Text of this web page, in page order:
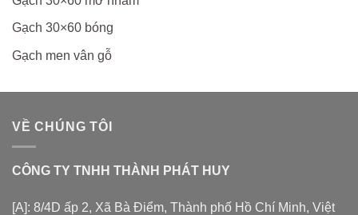
Gạch 30×60 bóng
Gạch men vân gỗ
VỀ CHÚNG TÔI
CÔNG TY TNHH THÀNH PHÁT HUY
[A]: 8/4D ấp 2, Xã Bà Điểm, Thành phố Hồ Chí Minh, Việt